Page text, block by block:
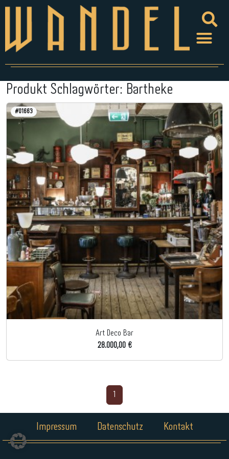
Produkt Schlagwörter: Bartheke
#01663
Art Deco Bar
28.000,00 €
Impressum Datenschutz Kontakt